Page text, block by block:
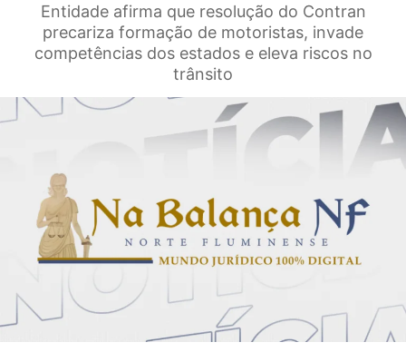
Entidade afirma que resolução do Contran
precariza formação de motoristas, invade
competências dos estados e eleva riscos no
trânsito